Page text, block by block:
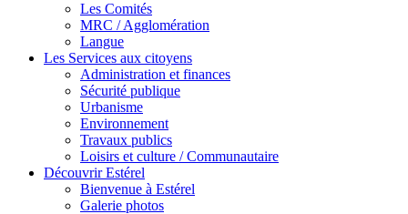
Les Comités
MRC / Agglomération
Langue
Les Services aux citoyens
Administration et finances
Sécurité publique
Urbanisme
Environnement
Travaux publics
Loisirs et culture / Communautaire
Découvrir Estérel
Bienvenue à Estérel
Galerie photos